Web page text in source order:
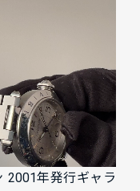
2001年発行ギャラ